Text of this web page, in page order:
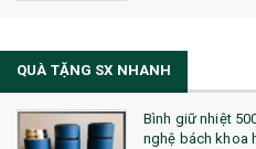
QUÀ TẶNG SX NHANH
Bình giữ nhiệt
nghệ bách khoa